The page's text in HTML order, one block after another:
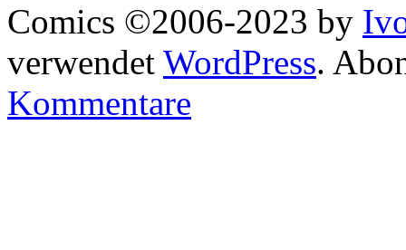
Comics ©2006-2023 by
verwendet WordPress.
Kommentare